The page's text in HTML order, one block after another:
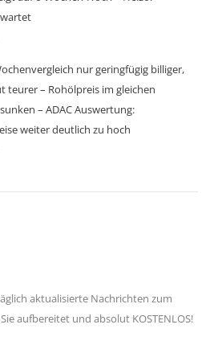
nur geringfügig billiger,
teurer – Rohölpreis im gleichen
– ADAC Auswertung:
weiter deutlich zu hoch
aktualisierte Nachrichten zum
aufbereitet und absolut KOSTENLOS!